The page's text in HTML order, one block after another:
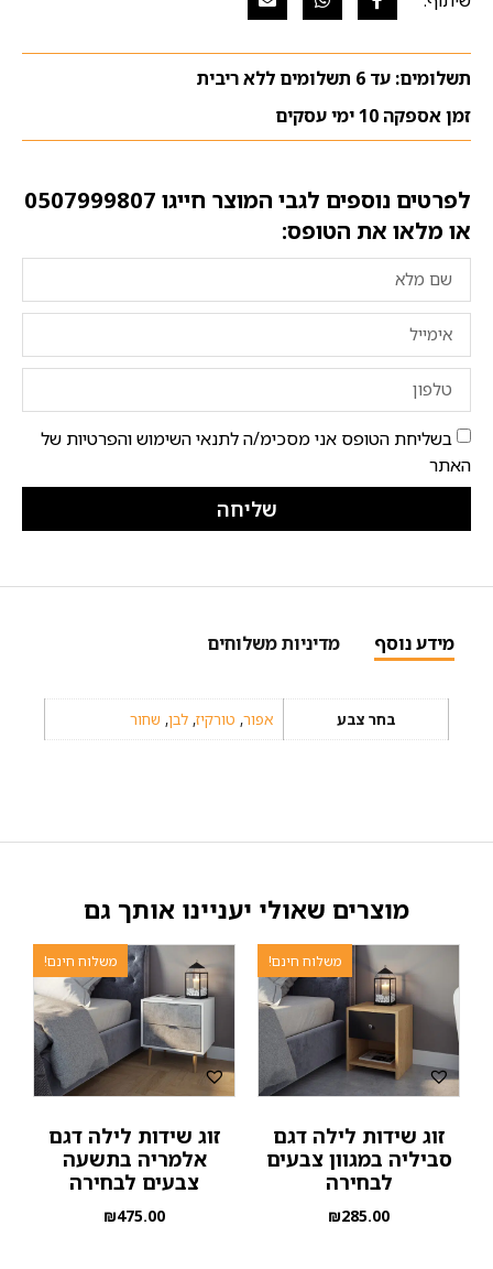
תשלומים: עד 6 תשלומים ללא ריבית
זמן אספקה 10 ימי עסקים
לפרטים נוספים לגבי המוצר חייגו 0507999807
או מלאו את הטופס:
בשליחת הטופס אני מסכימ/ה לתנאי השימוש והפרטיות של
האתר
שליחה
מידע נוסף מדיניות משלוחים
בחר צבע אפור, טורקיז, לבן, שחור
מוצרים שאולי יעניינו אותך גם
משלוח חינם!
זוג שידות לילה דגם
סביליה במגוון צבעים
לבחירה
₪285.00
משלוח חינם!
זוג שידות לילה דגם
אלמריה בתשעה
צבעים לבחירה
₪475.00